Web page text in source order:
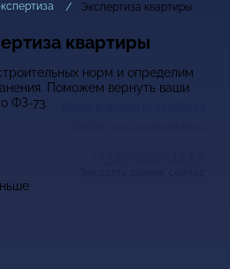
Экспертиза квартиры
квартиры
норм и определим
Поможем вернуть ваши
ФЗ-73.